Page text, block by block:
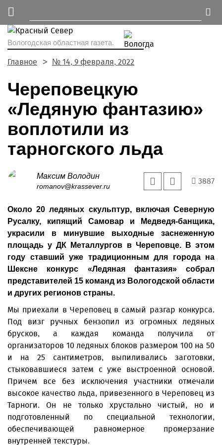
Вологодская областная газета.
Главное № 14, 9 февраля, 2022
Череповецкую
«Ледяную фантазию»
воплотили из
тарногского льда
Максим Володин
romanov@krassever.ru
3887
Около 20 ледяных скульптур, включая Северную
Русалку, кипящий Самовар и Медведя-банщика,
украсили в минувшие выходные заснеженную
площадь у ДК Металлургов в Череповце. В этом
году ставший уже традиционным для города на
Шексне конкурс «Ледяная фантазия» собрал
представителей 15 команд из Вологодской области
и других регионов страны.
Мы приехали в Череповец в самый разгар конкурса.
Под визг ручных бензопил из огромных ледяных
брусков, а каждая команда получила от
организаторов 10 ледяных блоков размером 100 на 50
и на 25 сантиметров, выпиливались заготовки,
стыковавшиеся затем с уже выстроенной основой.
Причем все без исключения участники отмечали
высокое качество льда, привезенного в Череповец из
Тарноги. Он не только хрустально чистый, но и
подготовленный по специальной технологии,
обеспечивающей равномерное промерзание
внутренней текстуры.